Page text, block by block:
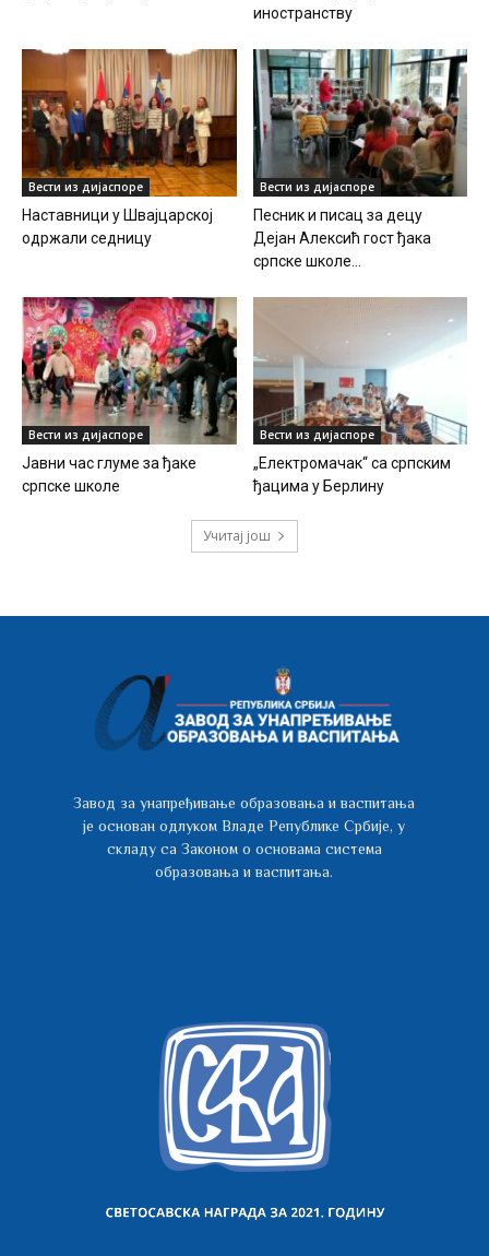
иностранству
Вести из дијаспоре
Наставници у Швајцарској
одржали седницу
Вести из дијаспоре
Песник и писац за децу
Дејан Алексић гост ђака
српске школе...
Вести из дијаспоре
Јавни час глуме за ђаке
српске школе
Вести из дијаспоре
„Електромачак“ са српским
ђацима у Берлину
Учитај још
Завод за унапређивање образовања и васпитања
је основан одлуком Владе Републике Србије, у
складу са Законом о основама система
образовања и васпитања.